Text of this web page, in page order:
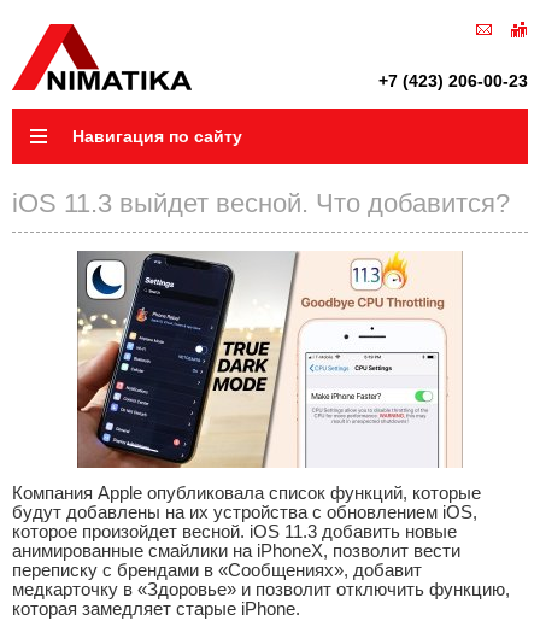
+7 (423) 206-00-23
Навигация по сайту
iOS 11.3 выйдет весной. Что добавится?
Компания Apple опубликовала список функций, которые
будут добавлены на их устройства с обновлением iOS,
которое произойдет весной. iOS 11.3 добавить новые
анимированные смайлики на iPhoneX, позволит вести
переписку с брендами в «Сообщениях», добавит
медкарточку в «Здоровье» и позволит отключить функцию,
которая замедляет старые iPhone.